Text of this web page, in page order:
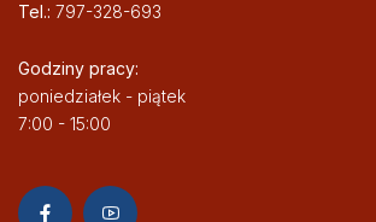
Tel.: 797-328-693
Godziny pracy:
poniedziałek - piątek
7:00 - 15:00